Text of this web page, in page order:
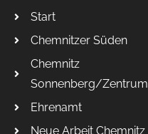
Start
Chemnitzer Süden
Chemnitz
Sonnenberg/Zentrum
Ehrenamt
Neue Arbeit Chemnitz